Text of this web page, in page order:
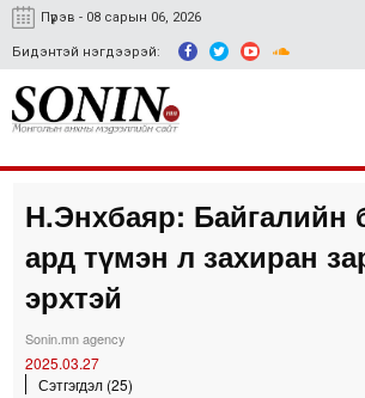
Пүрэв - 08 сарын 06, 2026
Бидэнтэй нэгдээрэй:
Улс төр, эдийн засаг
Гэмт хэрэг
Н.Энхбаяр: Байгалийн
ард түмэн л захиран
эрхтэй
Sonin.mn agency
2025.03.27
Сэтгэгдэл (25)